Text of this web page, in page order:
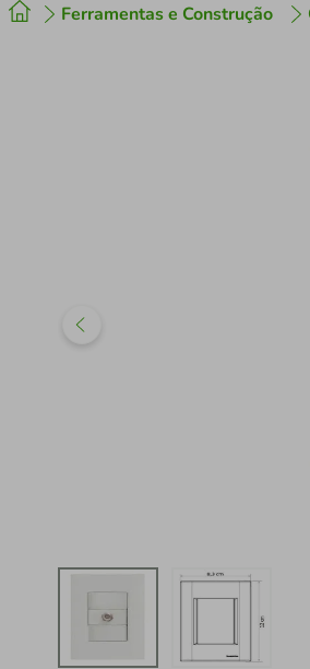
Ferramentas e Construção
2º